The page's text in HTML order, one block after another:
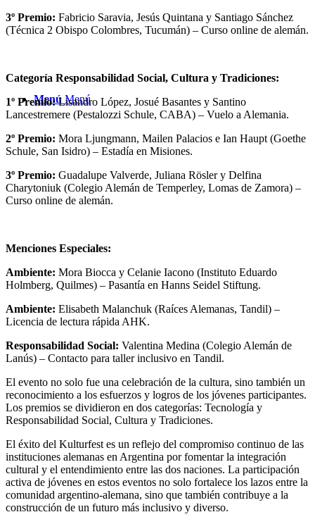
Menú Menú
3º Premio: Fabricio Saravia, Jesús Quintana y Santiago Sánchez
(Técnica 2 Obispo Colombres, Tucumán) – Curso online de alemán.
Categoría Responsabilidad Social, Cultura y Tradiciones:
1º Premio:Lisandro López, Josué Basantes y Santino
Lancestremere (Pestalozzi Schule, CABA) – Vuelo a Alemania.
2º Premio: Mora Ljungmann, Mailen Palacios e Ian Haupt (Goethe
Schule, San Isidro) – Estadía en Misiones.
3º Premio: Guadalupe Valverde, Juliana Rösler y Delfina
Charytoniuk (Colegio Alemán de Temperley, Lomas de Zamora) –
Curso online de alemán.
Menciones Especiales:
Ambiente: Mora Biocca y Celanie Iacono (Instituto Eduardo
Holmberg, Quilmes) – Pasantía en Hanns Seidel Stiftung.
Ambiente: Elisabeth Malanchuk (Raíces Alemanas, Tandil) –
Licencia de lectura rápida AHK.
Responsabilidad Social: Valentina Medina (Colegio Alemán de
Lanús) – Contacto para taller inclusivo en Tandil.
El evento no solo fue una celebración de la cultura, sino también un
reconocimiento a los esfuerzos y logros de los jóvenes participantes.
Los premios se dividieron en dos categorías: Tecnología y
Responsabilidad Social, Cultura y Tradiciones.
El éxito del Kulturfest es un reflejo del compromiso continuo de las
instituciones alemanas en Argentina por fomentar la integración
cultural y el entendimiento entre las dos naciones. La participación
activa de jóvenes en estos eventos no solo fortalece los lazos entre la
comunidad argentino-alemana, sino que también contribuye a la
construcción de un futuro más inclusivo y diverso.